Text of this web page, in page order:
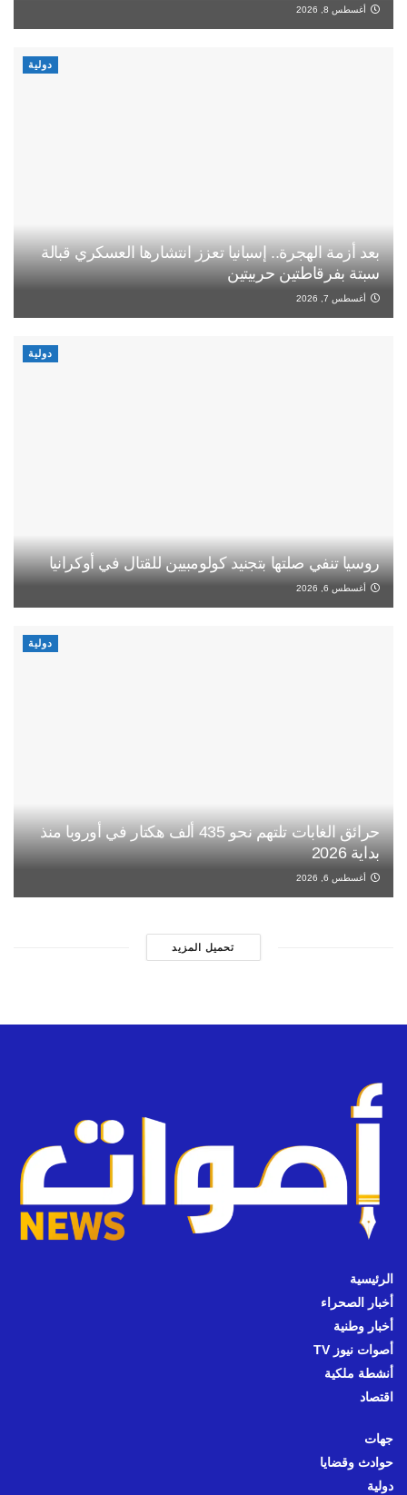
أغسطس 8, 2026
دولية
بعد أزمة الهجرة.. إسبانيا تعزز انتشارها العسكري قبالة
سبتة بفرقاطتين حربيتين
أغسطس 7, 2026
دولية
روسيا تنفي صلتها بتجنيد كولومبيين للقتال في أوكرانيا
أغسطس 6, 2026
دولية
حرائق الغابات تلتهم نحو 435 ألف هكتار في أوروبا منذ
بداية 2026
أغسطس 6, 2026
تحميل المزيد
الرئيسية
أخبار الصحراء
أخبار وطنية
أصوات نيوز TV
أنشطة ملكية
اقتصاد
جهات
حوادث وقضايا
دولية